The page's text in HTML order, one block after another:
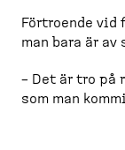
Förtroende
man bara är av
– Det är tro på
som man